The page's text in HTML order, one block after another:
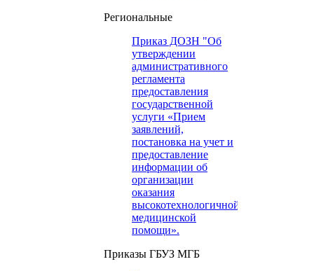
Региональные
Приказ ДОЗН "Об
утверждении
административного
регламента
предоставления
государственной
услуги «Прием
заявлений,
постановка на учет и
предоставление
информации об
организации
оказания
высокотехнологичной
медицинской
помощи».
Приказы ГБУЗ МГБ